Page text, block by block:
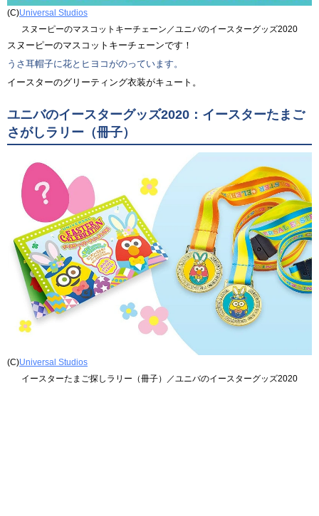
(C)Universal Studios
スヌーピーのマスコットキーチェーン／ユニバのイースターグッズ2020
スヌーピーのマスコットキーチェーンです！
うさ耳帽子に花とヒヨコがのっています。
イースターのグリーティング衣装がキュート。
ユニバのイースターグッズ2020：イースターたまご
さがしラリー（冊子）
(C)Universal Studios
イースターたまご探しラリー（冊子）／ユニバのイースターグッズ2020